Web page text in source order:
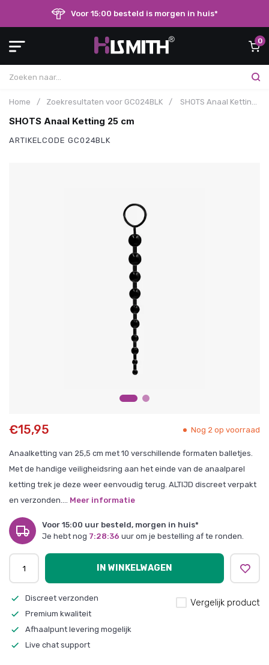
Voor 15:00 besteld is morgen in huis*
0
Home / Zoekresultaten voor GC024BLK / SHOTS Anaal Ketting 25 cm
SHOTS Anaal Ketting 25 cm
ARTIKELCODE GC024BLK
€15,95 Nog 2 op voorraad
Anaalketting van 25,5 cm met 10 verschillende formaten balletjes.
Met de handige veiligheidsring aan het einde van de anaalparel
ketting trek je deze weer eenvoudig terug. ALTIJD discreet verpakt
en verzonden.... Meer informatie
Voor 15:00 uur besteld, morgen in huis*
Je hebt nog 7:28:35uur om je bestelling af te ronden.
IN WINKELWAGEN
Discreet verzonden
Premium kwaliteit
Afhaalpunt levering mogelijk
Live chat support
Vergelijk product